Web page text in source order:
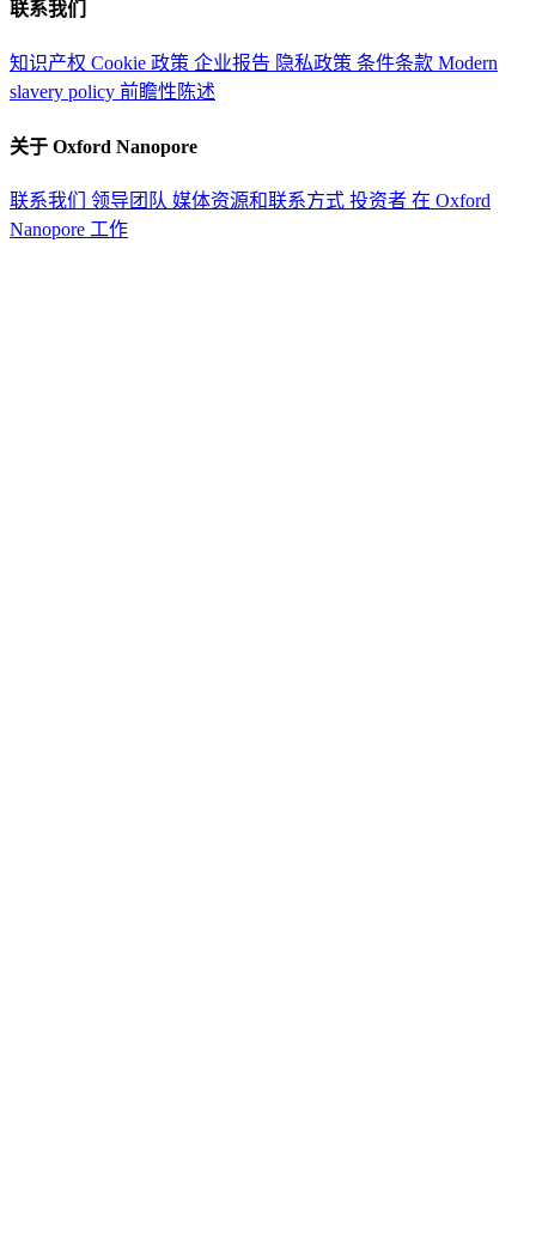
联系我们
知识产权 Cookie 政策 企业报告 隐私政策 条件条款 Modern
slavery policy 前瞻性陈述
关于 Oxford Nanopore
联系我们 领导团队 媒体资源和联系方式 投资者 在 Oxford
Nanopore 工作